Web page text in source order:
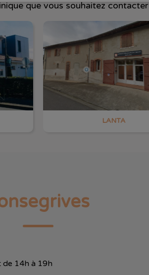
que vous souhaitez contacter
LANTA
de 14h à 19h